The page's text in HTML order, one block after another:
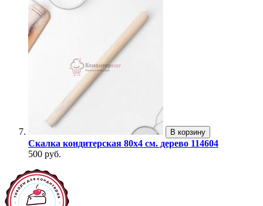
В корзину
Скалка кондитерская 80х4 см. дерево 114604
500 руб.